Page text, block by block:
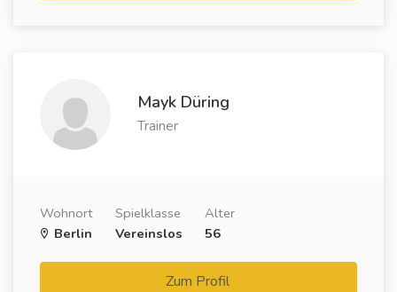
Mayk Düring
Trainer
Wohnort
Berlin
Spielklasse
Vereinslos
Alter
56
Zum Profil